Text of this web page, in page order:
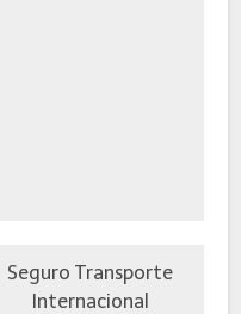
Seguro Transporte
Internacional